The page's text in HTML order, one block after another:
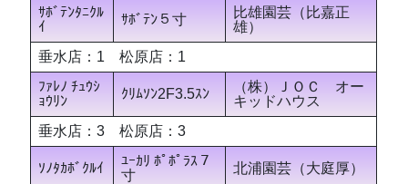
ｻﾎﾞﾃﾝﾀﾆｸﾙ
ｲ
ｻﾎﾞﾃﾝ５寸
比雄園芸（比嘉正
雄）
垂水店：1 松原店：1
ﾌｧﾚﾉ ﾁｭｳｼ
ｮｳﾘﾝ
ｸﾘﾑｿﾝ2F3.5ｽﾝ
（株）ＪＯＣ オー
キッドハウス
垂水店：3 松原店：3
ｿﾉﾀｶﾎﾞｸﾙｲ
ﾕｰｶﾘ ﾎﾟﾎﾟﾗｽ７
寸
北浦園芸（大庭厚）